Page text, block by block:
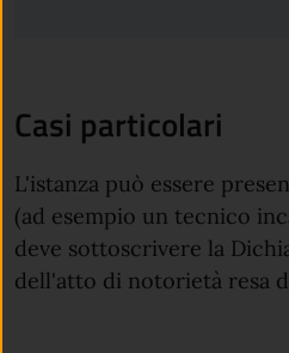
Casi particolari
L'istanza può essere
(ad esempio un tecnico
deve sottoscrivere la
dell'atto di notorietà resa